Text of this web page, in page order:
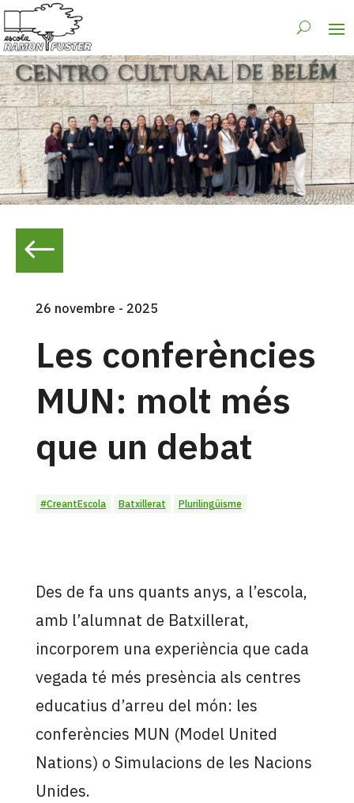
#
26 novembre - 2025
Les conferències
MUN: molt més
que un debat
#CreantEscola Batxillerat Plurilingüisme
Des de fa uns quants anys, a l’escola,
amb l’alumnat de Batxillerat,
incorporem una experiència que cada
vegada té més presència als centres
educatius d’arreu del món: les
conferències MUN (Model United
Nations) o Simulacions de les Nacions
Unides.